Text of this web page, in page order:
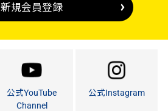
新規会員登録
公式YouTube
Channel
公式Instagram